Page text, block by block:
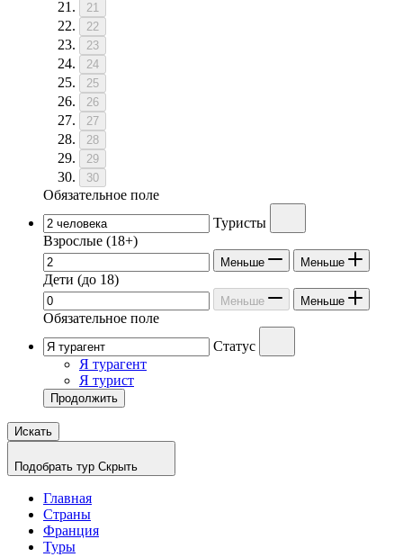
21
22
23
24
25
26
27
28
29
30
Обязательное поле
Туристы
Взрослые (18+)
Меньше Меньше
Дети (до 18)
Меньше Меньше
Обязательное поле
Статус
Я турагент
Я турист
Продолжить
Искать
Подобрать тур Скрыть
Главная
Страны
Франция
Туры